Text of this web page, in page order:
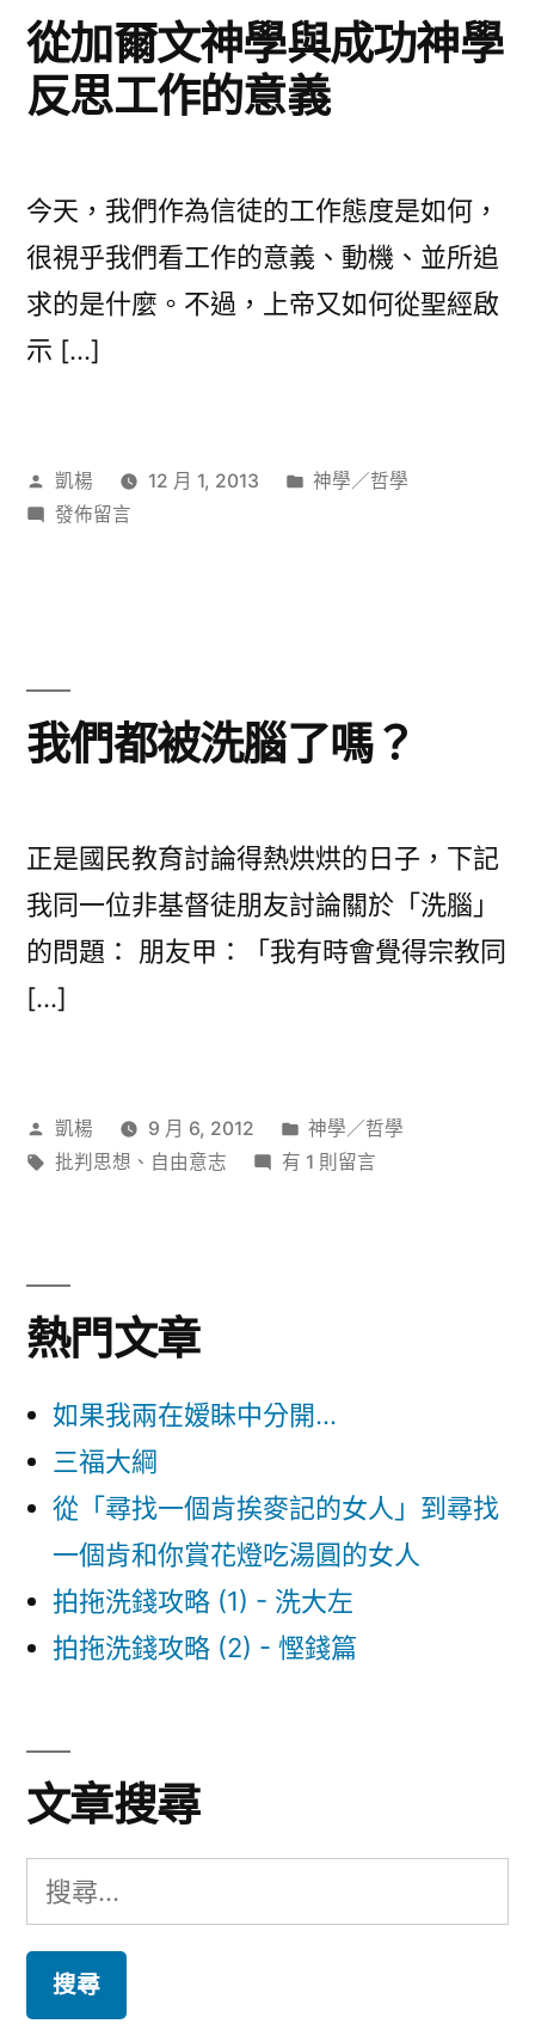
同〉
從加爾文神學與成功神學
反思工作的意義
今天，我們作為信徒的工作態度是如何，
很視乎我們看工作的意義、動機、並所追
求的是什麼。不過，上帝又如何從聖經啟
示 […]
作
者:
凱楊 12 月 1, 2013
分
神學／哲學
在
與
神
反
思
作
義〉
發佈留言
我們都被洗腦了嗎？
正是國民教育討論得熱烘烘的日子，下記
我同一位非基督徒朋友討論關於「洗腦」
的問題： 朋友甲：「我有時會覺得宗教同
[…]
作
者:
凱楊 9 月 6, 2012
分
類:
神學／哲學
標
批判思想 、 自由意志
在
嗎？〉
有 1 則留言
熱門文章
如果我兩在嫒眛中分開...
三福大綱
從「尋找一個肯挨麥記的女人」到尋找
一個肯和你賞花燈吃湯圓的女人
拍拖洗錢攻略 (1) - 洗大左
拍拖洗錢攻略 (2) - 慳錢篇
文章搜尋
搜
尋
鍵